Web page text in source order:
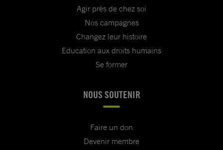
Agir près de chez soi
Nos campagnes
Changez leur histoire
Education aux droits humains
Se former
NOUS SOUTENIR
Faire un don
Devenir membre